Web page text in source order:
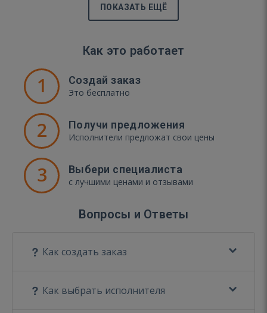
ПОКАЗАТЬ ЕЩЁ
Как это работает
1 Создай заказ
Это бесплатно
2 Получи предложения
Исполнители предложат свои цены
3 Выбери специалиста
с лучшими ценами и отзывами
Вопросы и Ответы
Как создать заказ
Как выбрать исполнителя